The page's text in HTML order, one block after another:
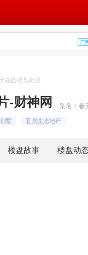
花园楼盘相册
-财神网 别名：春
墅 宜居生态地产
楼盘故事 楼盘动